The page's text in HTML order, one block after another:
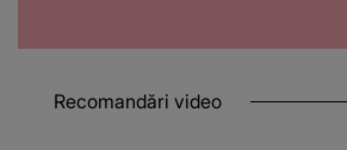
Recomandări video